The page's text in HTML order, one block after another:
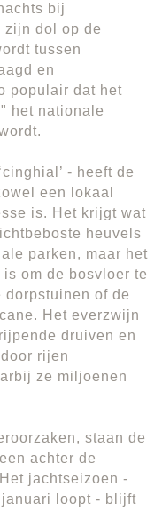
bij
zijn dol op de
tussen
en
populair dat het
het nationale
- heeft de
een lokaal
is. Het krijgt wat
heuvels
parken, maar het
om de bosvloer te
of de
Het everzwijn
druiven en
rijen
ze miljoenen
staan de
achter de
jachtseizoen -
loopt - blijft